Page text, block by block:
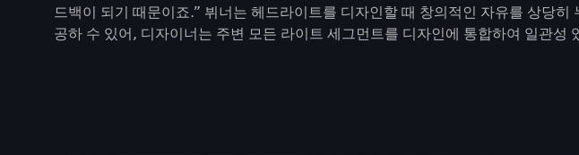
드백이 되기 때문이죠.” 뷔너는 헤드라이트를 디자인할 때 창의적인 자유를 상당
공하 수 있어, 디자이너는 주변 모든 라이트 세그먼트를 디자인에 통합하여 일관성